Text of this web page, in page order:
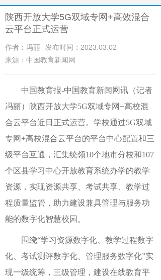
陕西开放大学5G双域专网+高效混合
云平台正式运营
作者：冯丽
发布时间：2023.03.02
来源：中国教育新闻网
中国教育报-中国教育新闻网讯（记者
冯丽）
陕西开放大学5G双域专网+高校混
合云平台近日正式运营。学校通过5G双域
专网+高校混合云平台的平台中心配置和三
级平台互通，汇集统领10个地市分校和107
个区县学习中心开放教育系统办学的教学
资源，实现资源共享、考试共享、教学过
程质量监管，助力建设兼具管理与服务功
能的数字化智慧校园。
围绕“学习资源数字化、教学过程数字
化、考试测评数字化、管理服务数字化”实
现一级统筹，三级管理，建设在线教育平